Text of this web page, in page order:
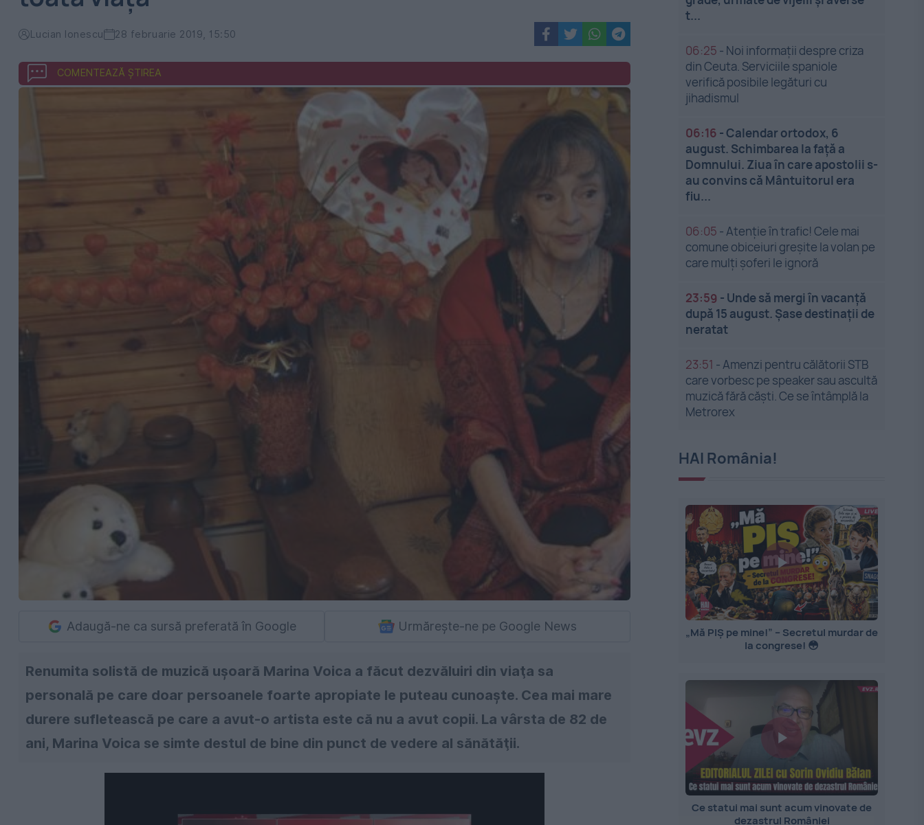
Lucian Ionescu 28 februarie 2019, 15:50
COMENTEAZĂ ȘTIREA
Adaugă-ne ca sursă preferată în Google Urmărește-ne pe Google News
Renumita solistă de muzică ușoară Marina Voica a făcut dezvăluiri din viaţa sa
personală pe care doar persoanele foarte apropiate le puteau cunoaşte. Cea mai mare
durere sufletească pe care a avut-o artista este că nu a avut copii. La vârsta de 82 de
ani, Marina Voica se simte destul de bine din punct de vedere al sănătăţii.
t...
06:25 - Noi informații despre criza
din Ceuta. Serviciile spaniole
verifică posibile legături cu
jihadismul
06:16 -Calendar ortodox, 6
august. Schimbarea la față a
Domnului. Ziua în care apostolii s-
au convins că Mântuitorul era
fiu...
06:05 -Atenție în trafic! Cele mai
comune obiceiuri greșite la volan pe
care mulți șoferi le ignoră
23:59 - Unde să mergi în vacanță
după 15 august. Șase destinații de
neratat
23:51 -Amenzi pentru călătorii STB
care vorbesc pe speaker sau ascultă
muzică fără căști. Ce se întâmplă la
Metrorex
HAI România!
„Mă PIȘ pe mine!” – Secretul murdar de
la congrese! 😳
Ce statui mai sunt acum vinovate de
dezastrul României